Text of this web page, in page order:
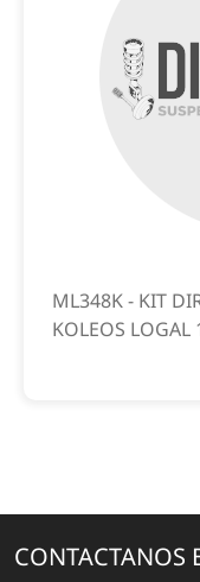
ML348K - KIT
KOLEOS LOGAL
CONTACTANOS